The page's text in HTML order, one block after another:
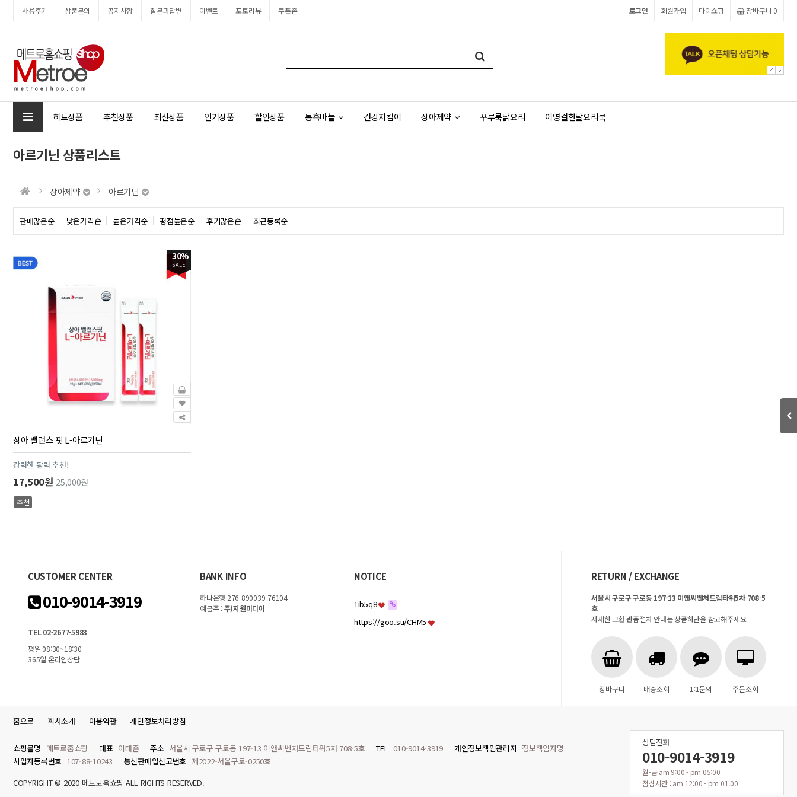
사용후기 상품문의 공지사항 질문과답변 이벤트 포토리뷰 쿠폰존 장바구니 0
마이쇼핑
회원가입
로그인
히트상품 추천상품 최신상품 인기상품 할인상품 통흑마늘 건강지킴이 상아제약 꾸루룩닭요리 이영걸한달요리쿡
아르기닌 상품리스트
상아제약 아르기닌
판매많은순 낮은가격순 높은가격순 평점높은순 후기많은순 최근등록순
30%
SALE
상아 밸런스 핏 L-아르기닌
강력한 활력 추천!
17,500원25,000원
추천
CUSTOMER CENTER
010-9014-3919
TEL 02-2677-5983
평일 08:30~18:30
365일 온라인상담
BANK INFO
하나은행 276-890039-76104
예금주 :주)지원미디어
NOTICE
1ib5q8
https://goo.su/CHM5
RETURN / EXCHANGE
서울시 구로구 구로동 197-13 이앤씨벤처드림타워5차 708-5
호
자세한 교환·반품절차 안내는 상품하단을 참고해주세요
장바구니 배송조회 1:1문의 주문조회
홈으로 회사소개 이용약관 개인정보처리방침
쇼핑몰명 메트로홈쇼핑 대표 이태준 주소 서울시 구로구 구로동 197-13 이앤씨벤처드림타워5차 708-5호 TEL 010-9014-3919 개인정보책임관리자 정보책임자명
사업자등록번호 107-88-10243 통신판매업신고번호 제2022-서울구로-0250호
COPYRIGHT © 2020 메트로홈쇼핑 ALL RIGHTS RESERVED.
상담전화
010-9014-3919
월-금 am 9:00 - pm 05:00
점심시간 : am 12:00 - pm 01:00